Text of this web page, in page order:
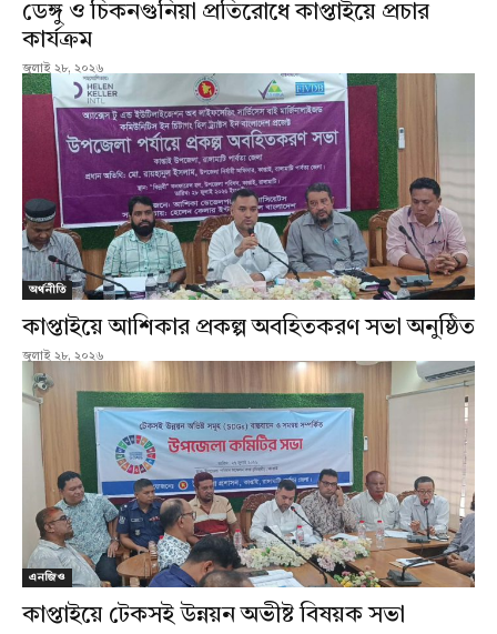
ডেঙ্গু ও চিকনগুনিয়া প্রতিরোধে কাপ্তাইয়ে প্রচার
কার্যক্রম
জুলাই ২৮, ২০২৬
অর্থনীতি
কাপ্তাইয়ে আশিকার প্রকল্প অবহিতকরণ সভা অনুষ্ঠিত
জুলাই ২৮, ২০২৬
এনজিও
কাপ্তাইয়ে টেকসই উন্নয়ন অভীষ্ট বিষয়ক সভা